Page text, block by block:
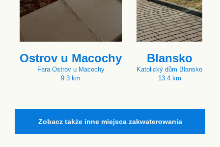
Ostrov u Macochy
Fara Ostrov u Macochy
9.3 km
Blansko
Katolický dům Blansko
13.4 km
Zobacz także inne miejsca zakwaterowania